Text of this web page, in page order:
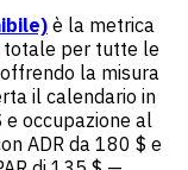
è la metrica
totale per tutte le
la misura
il calendario in
e occupazione al
ADR da 180 $ e